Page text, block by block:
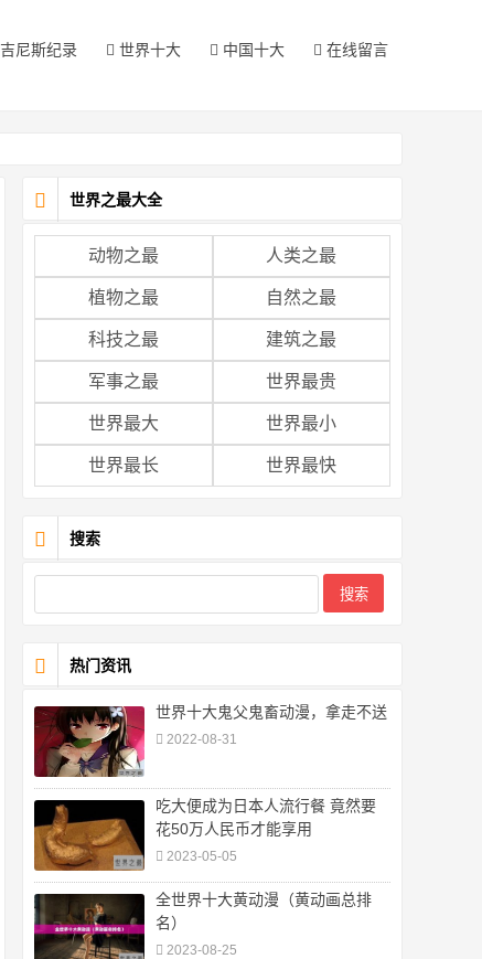
吉尼斯纪录 世界十大 中国十大 在线留言
世界之最大全
动物之最 人类之最
植物之最 自然之最
科技之最 建筑之最
军事之最 世界最贵
世界最大 世界最小
世界最长 世界最快
搜索
热门资讯
世界十大鬼父鬼畜动漫，拿走不送
2022-08-31
吃大便成为日本人流行餐 竟然要
花50万人民币才能享用
2023-05-05
全世界十大黄动漫（黄动画总排
名）
2023-08-25